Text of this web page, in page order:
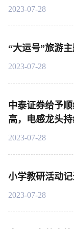
2023-07-28
“大运号”旅游
2023-07-28
中泰证券给予
高，电感龙头
2023-07-28
小学教研活动
2023-07-28